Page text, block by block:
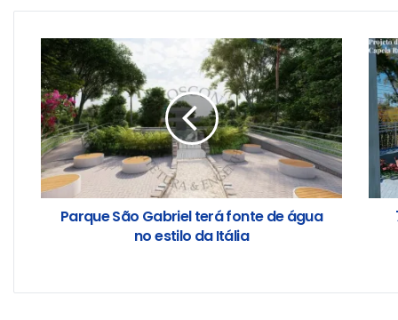
Parque São Gabriel terá fonte de água
no estilo da Itália